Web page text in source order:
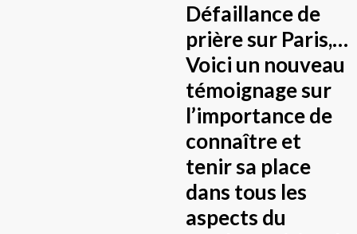
Défaillance de
prière sur Paris,…
Voici un nouveau
témoignage sur
l’importance de
connaître et
tenir sa place
dans tous les
aspects du